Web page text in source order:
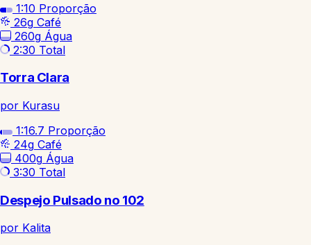
1:10 Proporção
26g Café
260g Água
2:30 Total
Torra Clara
por Kurasu
1:16.7 Proporção
24g Café
400g Água
3:30 Total
Despejo Pulsado no 102
por Kalita